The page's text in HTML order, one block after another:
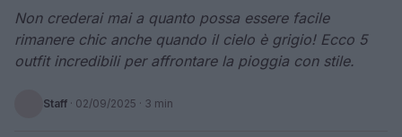
Non crederai mai a quanto possa essere facile
rimanere chic anche quando il cielo è grigio! Ecco 5
outfit incredibili per affrontare la pioggia con stile.
Staff · 02/09/2025 · 3 min